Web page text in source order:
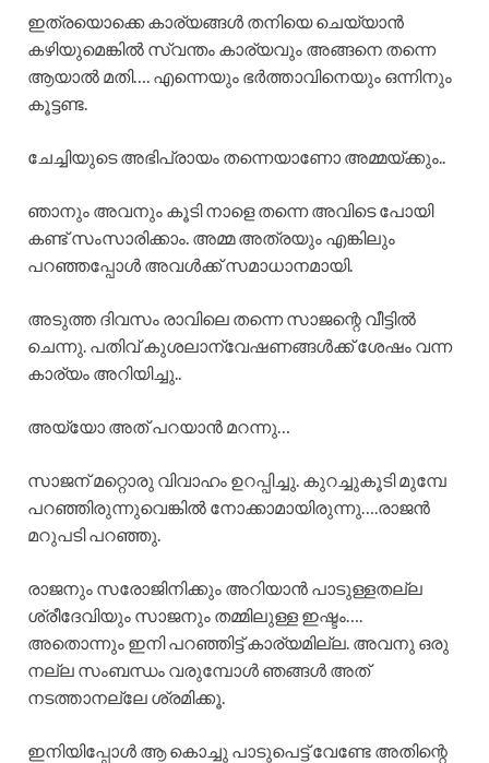
ഇത്രയൊക്കെ കാര്യങ്ങൾ തനിയെ ചെയ്യാൻ
കഴിയുമെങ്കിൽ സ്വന്തം കാര്യവും അങ്ങനെ തന്നെ
ആയാൽ മതി…. എന്നെയും ഭർത്താവിനെയും ഒന്നിനും
കൂട്ടണ്ട.
ചേച്ചിയുടെ അഭിപ്രായം തന്നെയാണോ അമ്മയ്ക്കും..
ഞാനും അവനും കൂടി നാളെ തന്നെ അവിടെ പോയി
കണ്ട് സംസാരിക്കാം. അമ്മ അത്രയും എങ്കിലും
പറഞ്ഞപ്പോൾ അവൾക്ക് സമാധാനമായി.
അടുത്ത ദിവസം രാവിലെ തന്നെ സാജന്റെ വീട്ടിൽ
ചെന്നു. പതിവ് കുശലാന്വേഷണങ്ങൾക്ക് ശേഷം വന്ന
കാര്യം അറിയിച്ചു..
അയ്യോ അത് പറയാൻ മറന്നു…
സാജന് മറ്റൊരു വിവാഹം ഉറപ്പിച്ചു. കുറച്ചുകൂടി മുമ്പേ
പറഞ്ഞിരുന്നുവെങ്കിൽ നോക്കാമായിരുന്നു….രാജൻ
മറുപടി പറഞ്ഞു.
രാജനും സരോജിനിക്കും അറിയാൻ പാടുള്ളതല്ല
ശ്രീദേവിയും സാജനും തമ്മിലുള്ള ഇഷ്ടം….
അതൊന്നും ഇനി പറഞ്ഞിട്ട് കാര്യമില്ല. അവനു ഒരു
നല്ല സംബന്ധം വരുമ്പോൾ ഞങ്ങൾ അത്
നടത്താനല്ലേ ശ്രമിക്കൂ.
ഇനിയിപ്പോൾ ആ കൊച്ചു പാടുപെട്ട് വേണ്ടേ അതിന്റെ